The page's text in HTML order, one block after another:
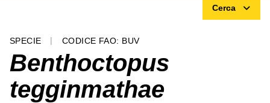
Cerca
SPECIE CODICE FAO: BUV
Benthoctopus
tegginmathae